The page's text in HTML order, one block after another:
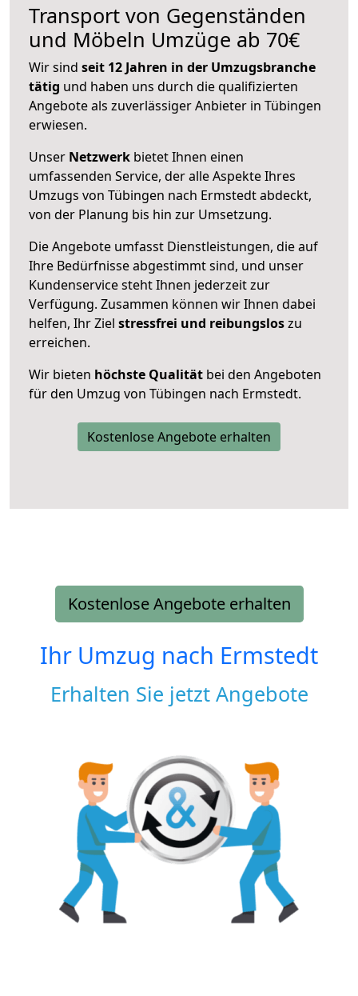
Transport von Gegenständen
und Möbeln Umzüge ab 70€
Wir sind seit 12 Jahren in der Umzugsbranche
tätig und haben uns durch die qualifizierten
Angebote als zuverlässiger Anbieter in Tübingen
erwiesen.
Unser Netzwerk bietet Ihnen einen
umfassenden Service, der alle Aspekte Ihres
Umzugs von Tübingen nach Ermstedt abdeckt,
von der Planung bis hin zur Umsetzung.
Die Angebote umfasst Dienstleistungen, die auf
Ihre Bedürfnisse abgestimmt sind, und unser
Kundenservice steht Ihnen jederzeit zur
Verfügung. Zusammen können wir Ihnen dabei
helfen, Ihr Ziel stressfrei und reibungsloszu
erreichen.
Wir bieten höchste Qualität bei den Angeboten
für den Umzug von Tübingen nach Ermstedt.
Kostenlose Angebote erhalten
Kostenlose Angebote erhalten
Ihr Umzug nach Ermstedt
Erhalten Sie jetzt Angebote